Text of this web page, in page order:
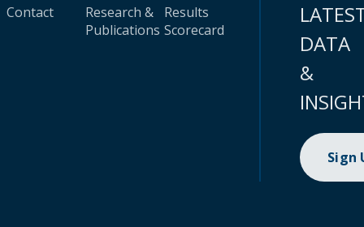
Contact
Research &
Publications
Results
Scorecard
DATA
&
Sign